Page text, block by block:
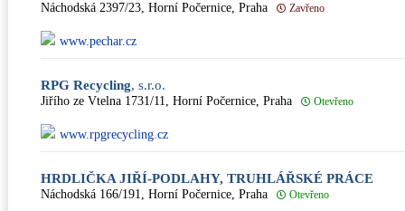
Náchodská 2397/23, Horní Počernice, Praha Zavřeno
www.pechar.cz
RPG Recycling, s.r.o.
Jiřího ze Vtelna 1731/11, Horní Počernice, Praha Otevřeno
www.rpgrecycling.cz
HRDLIČKA JIŘÍ-PODLAHY, TRUHLÁŘSKÉ PRÁCE
Náchodská 166/191, Horní Počernice, Praha Otevřeno